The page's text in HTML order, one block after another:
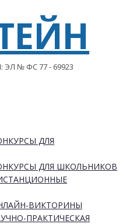
ЭЛ № ФС 77 - 69923
ДЛЯ
ДЛЯ ШКОЛЬНИКОВ
ВИКТОРИНЫ
ПРАКТИЧЕСКАЯ